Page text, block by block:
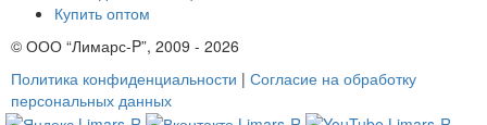
Купить оптом
© ООО “Лимарс-P”, 2009 - 2026
Политика конфиденциальности | Согласие на обработку
персональных данных